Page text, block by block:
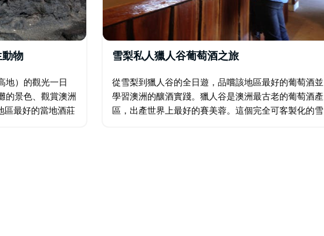
動物
地）的觀光一日
的景色、觀賞澳洲
區最好的當地酒莊
雪梨私人獵人谷葡萄酒之旅
從雪梨到獵人谷的全日遊，品嚐該地區最好的葡萄酒並
學習澳洲的釀酒實踐。獵人谷是澳洲最古老的葡萄酒產
區，出產世界上最好的賽美蓉。這個完全可客製化的雪